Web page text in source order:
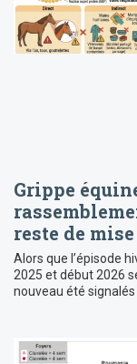
Grippe
reste de mise
Alors que l’épisode
2025 et début 2026
nouveau été